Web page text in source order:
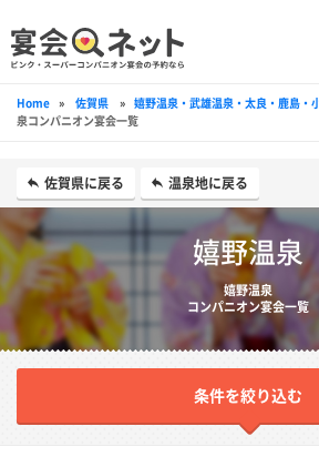
Home » 佐賀県 » 嬉野温泉・武雄温泉・太良・鹿島・
泉コンパニオン宴会一覧
佐賀県に戻る 温泉地に戻る
嬉野温泉
嬉野温泉
コンパニオン宴会一覧
条件を絞り込む